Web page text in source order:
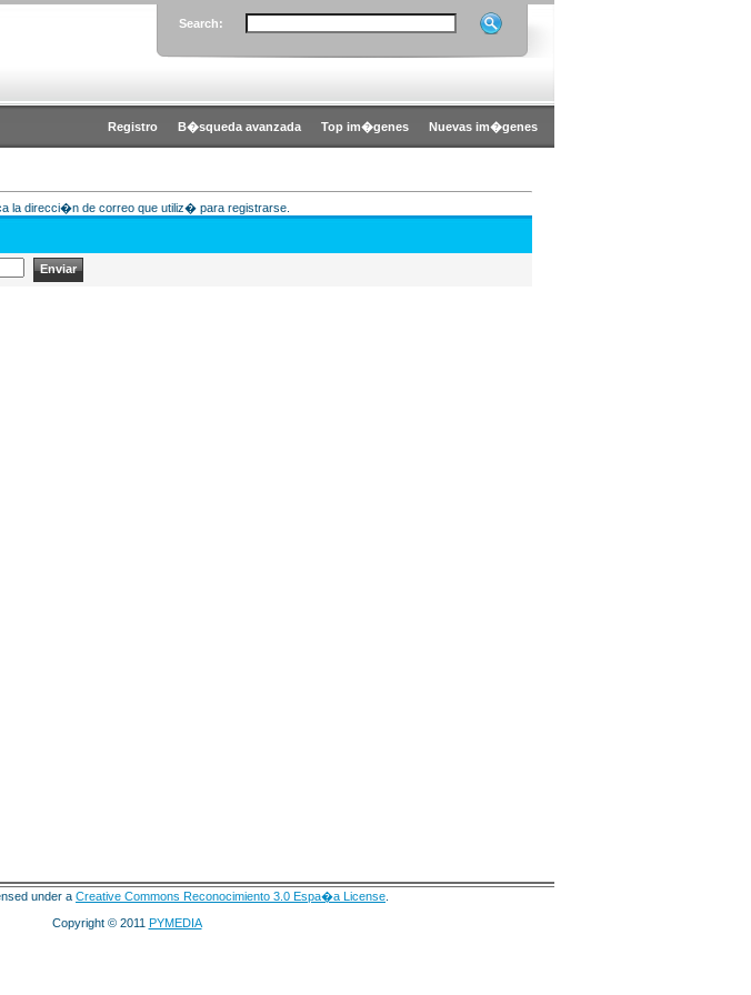
Search:
Registro B�squeda avanzada Top im�genes Nuevas im�genes
la direcci�n de correo que utiliz� para registrarse.
under a Creative Commons Reconocimiento 3.0 Espa�a License
Copyright © 2011 PYMEDIA